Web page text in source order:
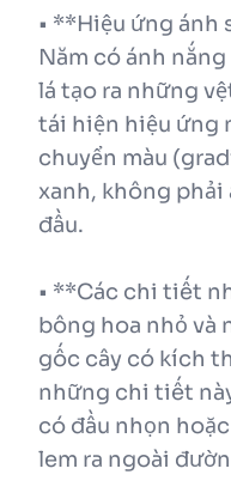
• **Hiệu ứng ánh
Năm có ánh
lá tạo ra những
tái hiện hiệu ứng
chuyển màu
xanh, không phải
đầu.
• **Các chi tiết
bông hoa nhỏ và
gốc cây có kích
những chi tiết
có đầu nhọn
lem ra ngoài